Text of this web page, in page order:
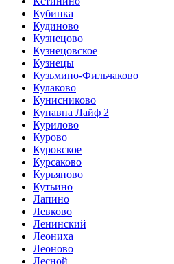
Кубинка
Кудиново
Кузнецово
Кузнецовское
Кузнецы
Кузьмино-Фильчаково
Кулаково
Кунисниково
Купавна Лайф 2
Курилово
Курово
Куровское
Курсаково
Курьяново
Кутьино
Лапино
Левково
Ленинский
Леониха
Леоново
Лесной